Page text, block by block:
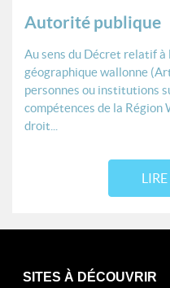
Autorité publique
Au sens du Décret relatif
géographique wallonne
personnes ou institutions
compétences de la Région
droit...
SITES À DÉCOUVRIR